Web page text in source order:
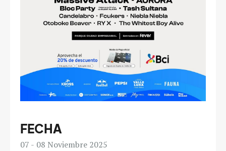
FECHA
07 08 Noviembre 2025